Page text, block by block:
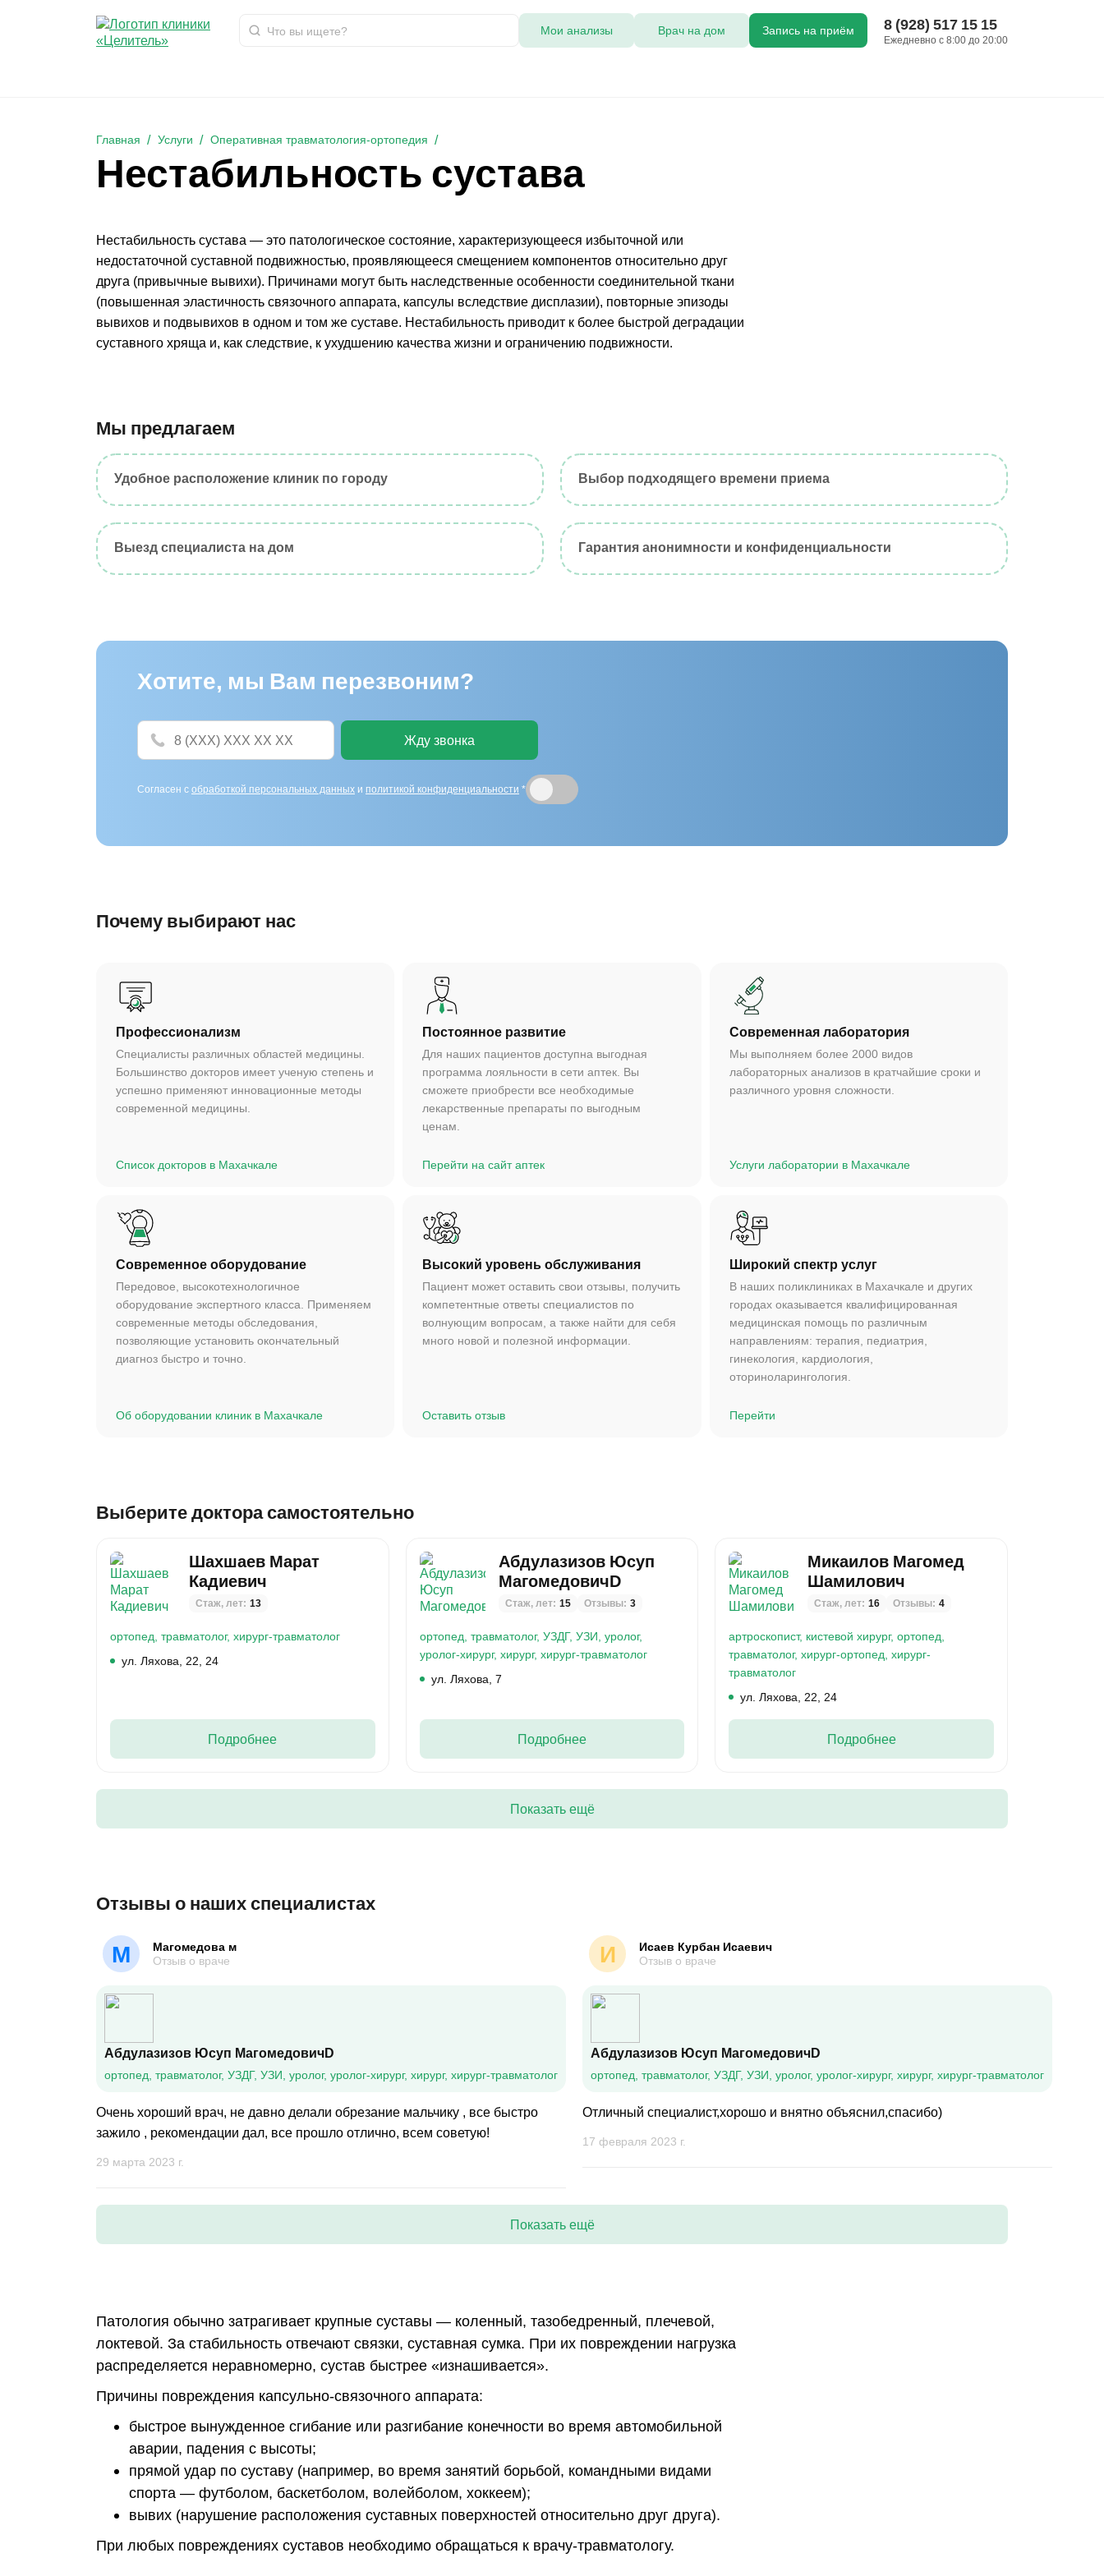
Мои анализы Врач на дом Запись на приём 8 (928) 517 15 15
Ежедневно с 8:00 до 20:00
Главная Услуги Оперативная травматология-ортопедия
Нестабильность сустава
Нестабильность сустава
Нестабильность сустава — это патологическое состояние, характеризующееся избыточной или
недостаточной суставной подвижностью, проявляющееся смещением компонентов относительно друг
друга (привычные вывихи). Причинами могут быть наследственные особенности соединительной ткани
(повышенная эластичность связочного аппарата, капсулы вследствие дисплазии), повторные эпизоды
вывихов и подвывихов в одном и том же суставе. Нестабильность приводит к более быстрой деградации
суставного хряща и, как следствие, к ухудшению качества жизни и ограничению подвижности.
Мы предлагаем
Удобное расположение клиник по городу Выбор подходящего времени приема
Выезд специалиста на дом Гарантия анонимности и конфиденциальности
Хотите, мы Вам перезвоним?
Жду звонка
Согласен с обработкой персональных данных и политикой конфиденциальности *
Почему выбирают нас
Профессионализм
Специалисты различных областей медицины.
Большинство докторов имеет ученую степень и
успешно применяют инновационные методы
современной медицины.
Список докторов в Махачкале
Постоянное развитие
Для наших пациентов доступна выгодная
программа лояльности в сети аптек. Вы
сможете приобрести все необходимые
лекарственные препараты по выгодным
ценам.
Перейти на сайт аптек
Cовременная лаборатория
Мы выполняем более 2000 видов
лабораторных анализов в кратчайшие сроки и
различного уровня сложности.
Услуги лаборатории в Махачкале
Современное оборудование
Передовое, высокотехнологичное
оборудование экспертного класса. Применяем
современные методы обследования,
позволяющие установить окончательный
диагноз быстро и точно.
Об оборудовании клиник в Махачкале
Высокий уровень обслуживания
Пациент может оставить свои отзывы, получить
компетентные ответы специалистов по
волнующим вопросам, а также найти для себя
много новой и полезной информации.
Оставить отзыв
Широкий спектр услуг
В наших поликлиниках в Махачкале и других
городах оказывается квалифицированная
медицинская помощь по различным
направлениям: терапия, педиатрия,
гинекология, кардиология,
оториноларингология.
Перейти
Выберите доктора самостоятельно
Шахшаев Марат
Кадиевич
Стаж, лет: 13
ортопед, травматолог, хирург-травматолог
ул. Ляхова, 22, 24
Подробнее
Абдулазизов Юсуп
МагомедовичD
Стаж, лет: 15 Отзывы: 3
ортопед, травматолог, УЗДГ, УЗИ, уролог,
уролог-хирург, хирург, хирург-травматолог
ул. Ляхова, 7
Подробнее
Микаилов Магомед
Шамилович
Стаж, лет: 16 Отзывы: 4
артроскопист, кистевой хирург,ортопед,
травматолог,хирург-ортопед,хирург-
травматолог
ул. Ляхова, 22, 24
Подробнее
Показать ещё
Отзывы о наших специалистах
М
Магомедова м
Отзыв о враче
Абдулазизов Юсуп МагомедовичD
ортопед, травматолог, УЗДГ, УЗИ, уролог, уролог-хирург, хирург, хирург-травматолог
Очень хороший врач, не давно делали обрезание мальчику , все быстро
зажило , рекомендации дал, все прошло отлично, всем советую!
29 марта 2023 г.
И
Исаев Курбан Исаевич
Отзыв о враче
Абдулазизов Юсуп МагомедовичD
ортопед, травматолог, УЗДГ, УЗИ, уролог, уролог-хирург, хирург, хирург-травматолог
Отличный специалист,хорошо и внятно объяснил,спасибо)
17 февраля 2023 г.
Показать ещё
Патология обычно затрагивает крупные суставы — коленный, тазобедренный, плечевой,
локтевой. За стабильность отвечают связки, суставная сумка. При их повреждении нагрузка
распределяется неравномерно, сустав быстрее «изнашивается».
Причины повреждения капсульно-связочного аппарата:
быстрое вынужденное сгибание или разгибание конечности во время автомобильной
аварии, падения с высоты;
прямой удар по суставу (например, во время занятий борьбой, командными видами
спорта — футболом, баскетболом, волейболом, хоккеем);
вывих (нарушение расположения суставных поверхностей относительно друг друга).
При любых повреждениях суставов необходимо обращаться к врачу-травматологу.